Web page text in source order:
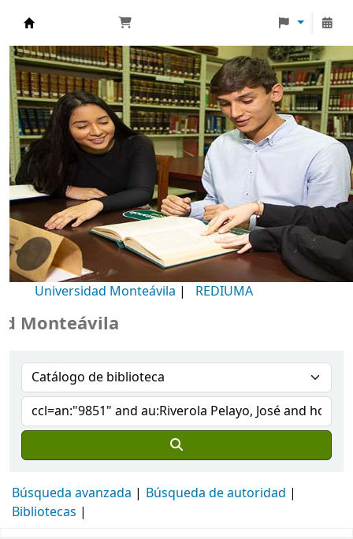
Biblioteca Universidad Monteávila
Universidad Monteávila | REDIUMA
Búsqueda avanzada
Búsqueda de autoridad
Bibliotecas